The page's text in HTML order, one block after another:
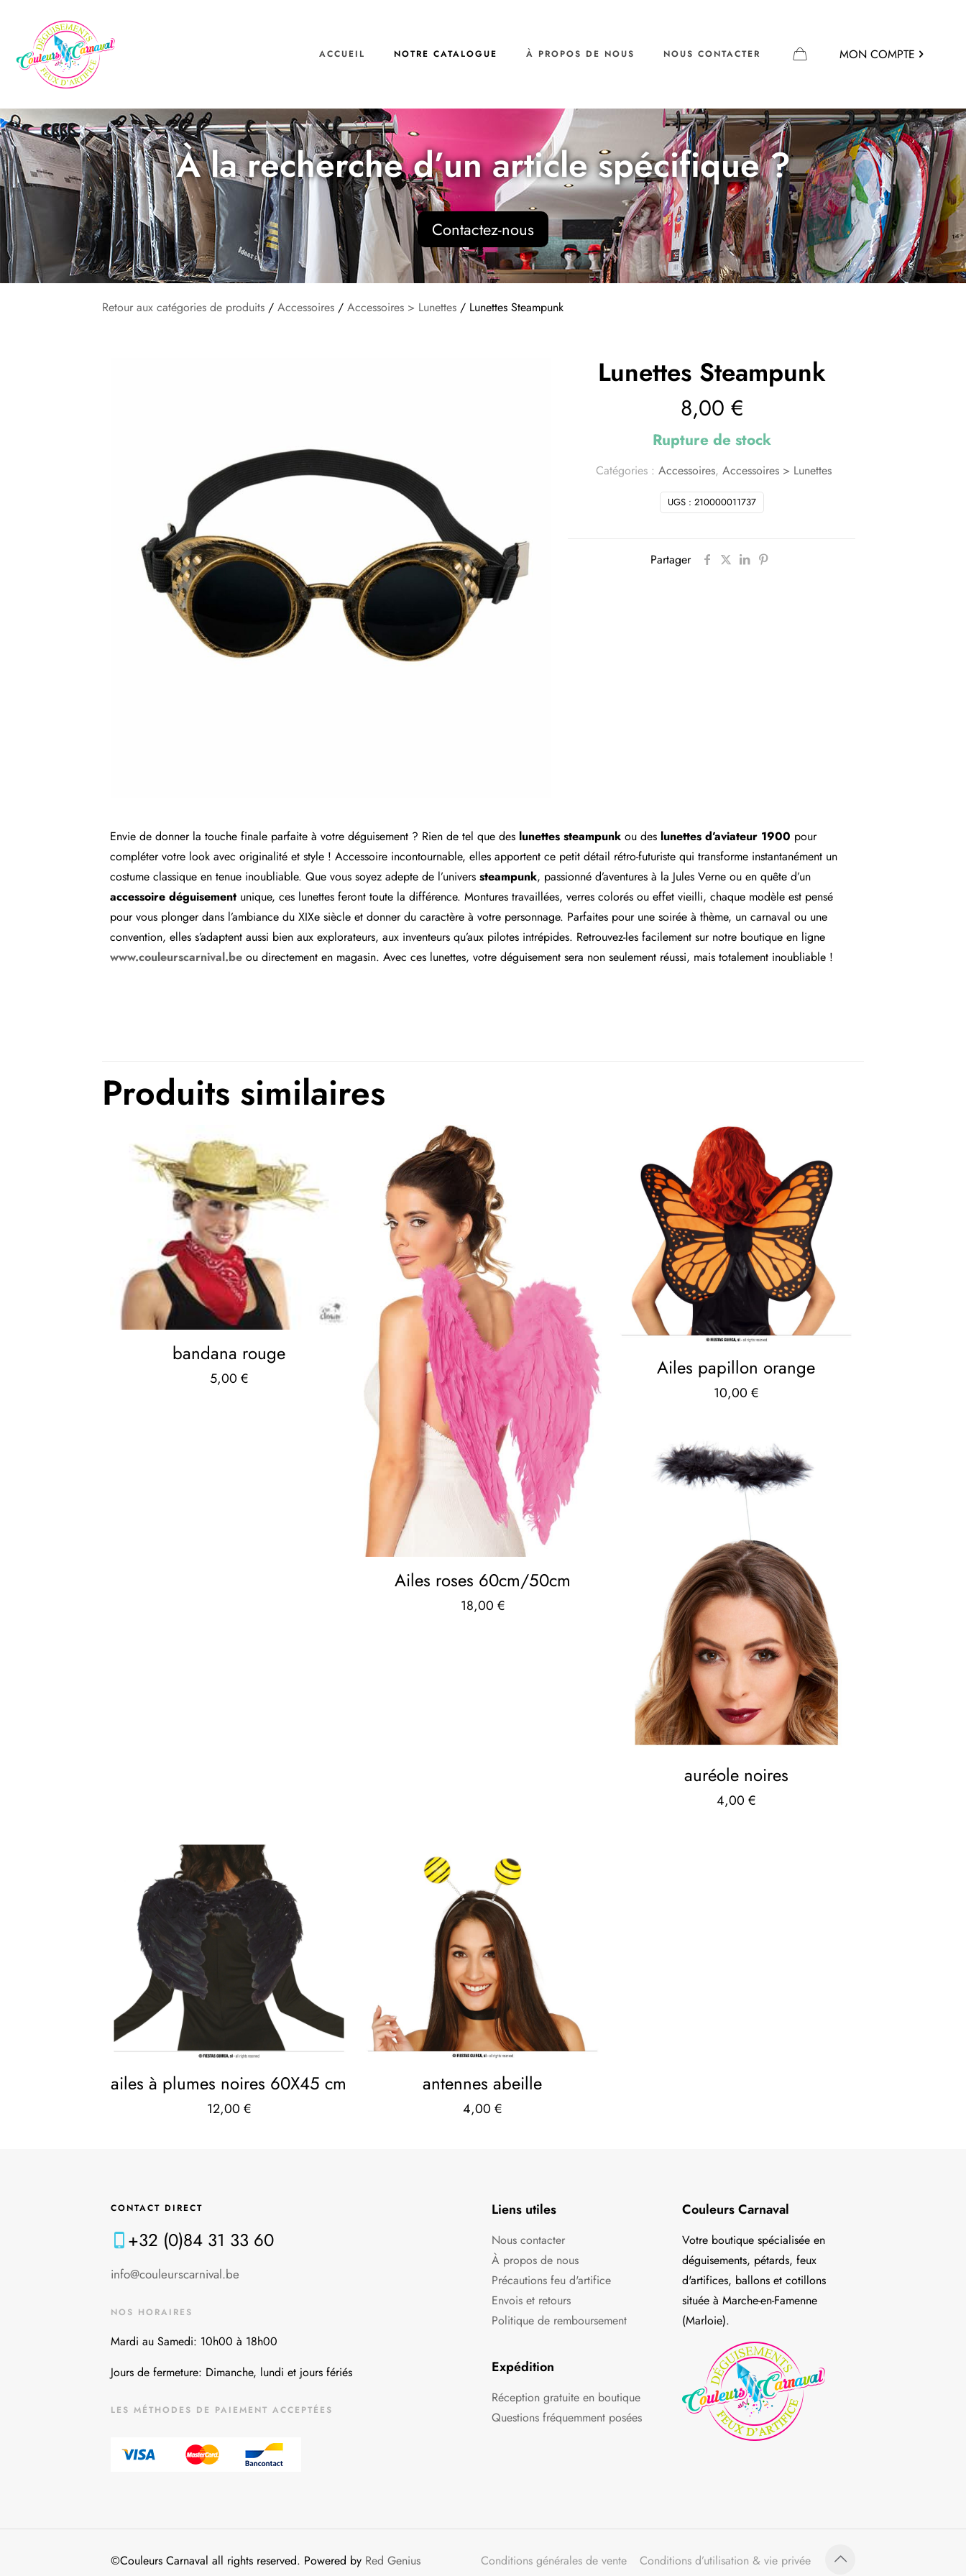
ACCUEIL NOTRE CATALOGUE À PROPOS DE NOUS NOUS CONTACTER MON COMPTE
À la recherche d’un article spécifique ?
Contactez-nous
Retour aux catégories de produits / Accessoires / Accessoires > Lunettes / Lunettes Steampunk
Lunettes Steampunk
8,00 €
Rupture de stock
UGS : 210000011737
Catégories : Accessoires, Accessoires > Lunettes
Partager
Envie de donner la touche finale parfaite à votre déguisement ? Rien de tel que des lunettes steampunkou des lunettes d’aviateur 1900 pour
compléter votre look avec originalité et style ! Accessoire incontournable, elles apportent ce petit détail rétro-futuriste qui transforme instantanément un
costume classique en tenue inoubliable. Que vous soyez adepte de l’univers steampunk, passionné d’aventures à la Jules Verne ou en quête d’un
accessoire déguisementunique, ces lunettes feront toute la différence. Montures travaillées, verres colorés ou effet vieilli, chaque modèle est pensé
pour vous plonger dans l’ambiance du XIXe siècle et donner du caractère à votre personnage. Parfaites pour une soirée à thème, un carnaval ou une
convention, elles s’adaptent aussi bien aux explorateurs, aux inventeurs qu’aux pilotes intrépides. Retrouvez-les facilement sur notre boutique en ligne
www.couleurscarnival.beou directement en magasin. Avec ces lunettes, votre déguisement sera non seulement réussi, mais totalement inoubliable !
Produits similaires
bandana rouge
5,00 €
Ailes roses 60cm/50cm
18,00 €
Ailes papillon orange
10,00€
auréole noires
4,00€
ailes à plumes noires 60X45 cm
12,00 €
antennes abeille
4,00€
CONTACT DIRECT
+32 (0)84 31 33 60
info@couleurscarnival.be
NOS HORAIRES
Mardi au Samedi: 10h00 à 18h00
Jours de fermeture: Dimanche, lundi et jours fériés
LES MÉTHODES DE PAIEMENT ACCEPTÉES
Liens utiles
Nous contacter
À propos de nous
Précautions feu d'artifice
Envois et retours
Politique de remboursement
Expédition
Réception gratuite en boutique
Questions fréquemment posées
Couleurs Carnaval
Votre boutique spécialisée en
déguisements, pétards, feux
d'artifices, ballons et cotillons
située à Marche-en-Famenne
(Marloie).
©Couleurs Carnaval all rights reserved. Powered by Red Genius Conditions générales de vente Conditions d’utilisation & vie privée